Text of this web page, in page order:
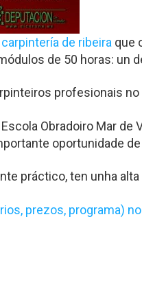
de ribeira que
de 50 horas: un
profesionais no
Obradoiro Mar de
oportunidade
práctico, ten unha
prezos, programa)